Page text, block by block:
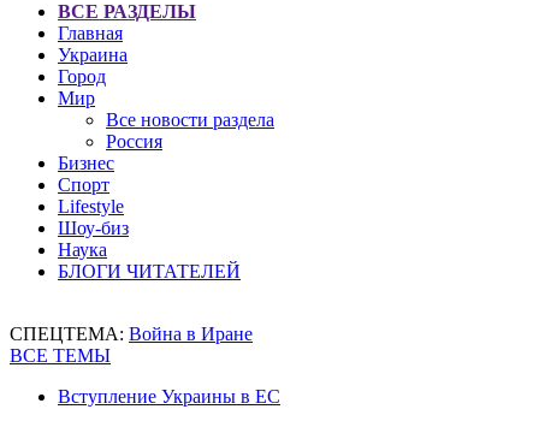
ВСЕ РАЗДЕЛЫ
Главная
Украина
Город
Мир
Все новости раздела
Россия
Бизнес
Спорт
Lifestyle
Шоу-биз
Наука
БЛОГИ ЧИТАТЕЛЕЙ
СПЕЦТЕМА: Война в Иране
ВСЕ ТЕМЫ
Вступление Украины в ЕС